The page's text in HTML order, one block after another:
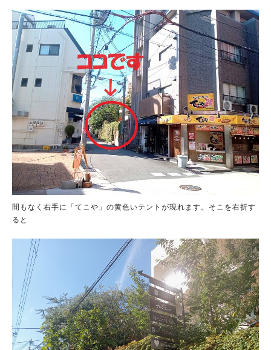
間もなく右手に「てこや」の黄色いテントが現れます。そこを右折す
ると